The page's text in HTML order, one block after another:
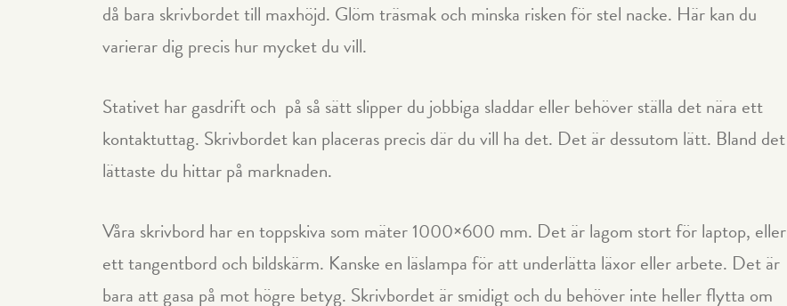
då bara skrivbordet till maxhöjd. Glöm träsmak och minska risken för stel nacke. Här kan du
varierar dig precis hur mycket du vill.
Stativet har gasdrift och på så sätt slipper du jobbiga sladdar eller behöver ställa det nära ett
kontaktuttag. Skrivbordet kan placeras precis där du vill ha det. Det är dessutom lätt. Bland det
lättaste du hittar på marknaden.
Våra skrivbord har en toppskiva som mäter 1000×600 mm. Det är lagom stort för laptop, eller
ett tangentbord och bildskärm. Kanske en läslampa för att underlätta läxor eller arbete. Det är
bara att gasa på mot högre betyg. Skrivbordet är smidigt och du behöver inte heller flytta om